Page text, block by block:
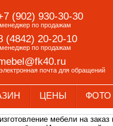
(902) 930-30-30
менеджер по продажам
(4842) 20-20-10
менеджер по продажам
электронная почта для обращений
ЦЕНЫ ФОТО
мебели на